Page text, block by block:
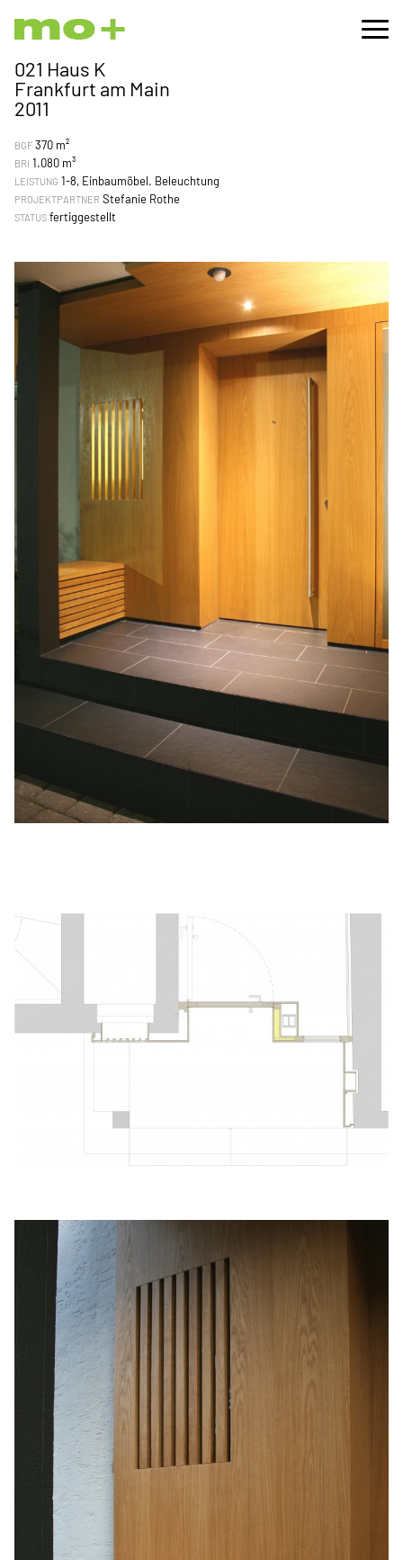
021 Haus K
Frankfurt am Main
2011
BGF 370 m²
BRI 1.080 m³
LEISTUNG 1-8, Einbaumöbel. Beleuchtung
PROJEKTPARTNER Stefanie Rothe
STATUS fertiggestellt